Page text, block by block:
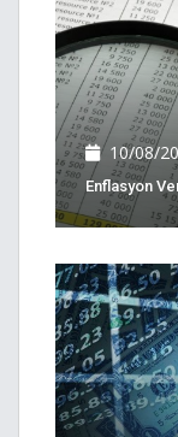
10/08/
Enflasyon